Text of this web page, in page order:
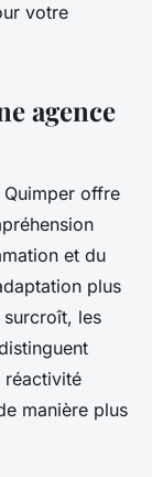
votre
agence
Quimper offre
et du
plus
les
réactivité
manière plus